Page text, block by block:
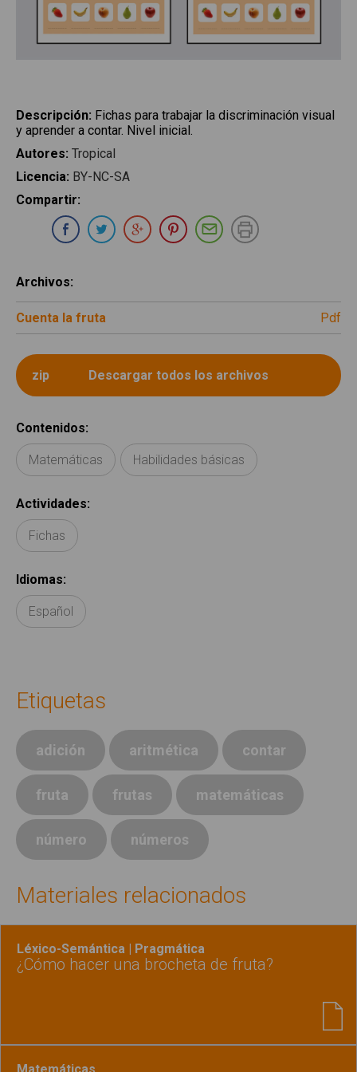
Descripción: Fichas para trabajar la discriminación visual
y aprender a contar. Nivel inicial.
Autores: Tropical
Licencia: BY-NC-SA
Compartir:
Compartir en Whatsapp
Compartir en Facebook
Compartir en Twitter
Compartir en Google Plus
Compartir en Pinterest
Compartir por E-
Archivos:
Cuenta la fruta pdf
Contenidos:
Matemáticas Habilidades básicas
Actividades:
Fichas
Idiomas:
Español
Etiquetas
adición aritmética contar
fruta frutas matemáticas
número números
Materiales relacionados
Léxico-Semántica | Pragmática
¿Cómo hacer una brocheta de fruta?